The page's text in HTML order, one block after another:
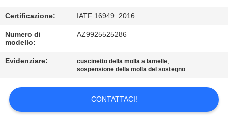
CONTATTICI
NOTIZIE
MAPPA
Certificazione: IATF 16949: 2016
Numero di
modello:
AZ9925525286
Evidenziare: cuscinetto della molla a lamelle,
sospensione della molla del sostegno
CONTATTACI!